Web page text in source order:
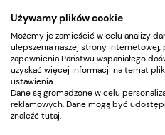
110 K G
WYMIARY CAŁKOWITE:
DŁ. 220 CM / SZER. 71 CM /
PRZEZNACZENIE
ZABIEGI TYPU HEAD SPA /
Używamy plików cookie
Możemy je zamieścić w celu analizy
ulepszenia naszej strony internetowej,
zapewnienia Państwu wspaniałego
uzyskać więcej informacji na temat
ustawienia.
Dane są gromadzone w celu
reklamowych. Dane mogą być
znaleźć tutaj.